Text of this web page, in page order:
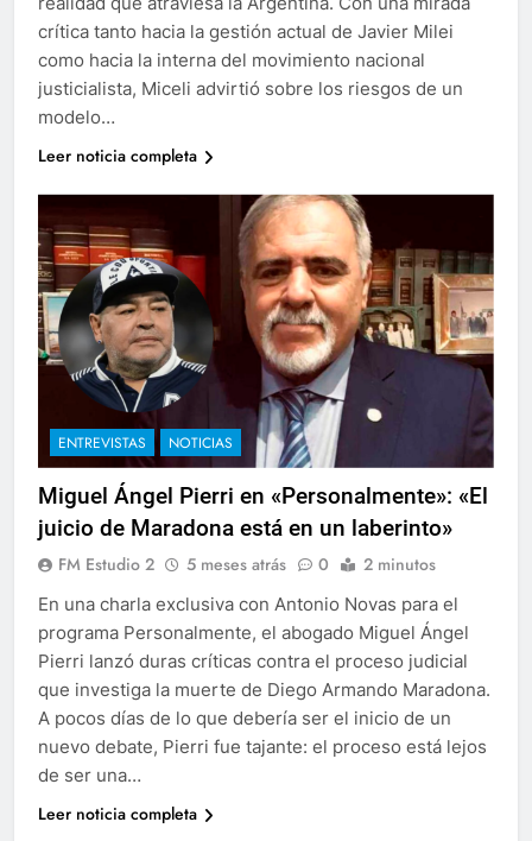
crítica tanto hacia la gestión actual de Javier Milei
como hacia la interna del movimiento nacional
justicialista, Miceli advirtió sobre los riesgos de un
modelo…
Leer noticia completa
ENTREVISTAS NOTICIAS
Miguel Ángel Pierri en «Personalmente»: «El
juicio de Maradona está en un laberinto»
FM Estudio 2 5 meses atrás 0 2 minutos
En una charla exclusiva con Antonio Novas para el
programa Personalmente, el abogado Miguel Ángel
Pierri lanzó duras críticas contra el proceso judicial
que investiga la muerte de Diego Armando Maradona.
A pocos días de lo que debería ser el inicio de un
nuevo debate, Pierri fue tajante: el proceso está lejos
de ser una…
Leer noticia completa